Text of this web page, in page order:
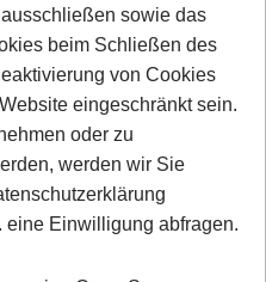
sowie das
beim Schließen des
von Cookies
eingeschränkt sein.
oder zu
werden wir Sie
Einwilligung abfragen.